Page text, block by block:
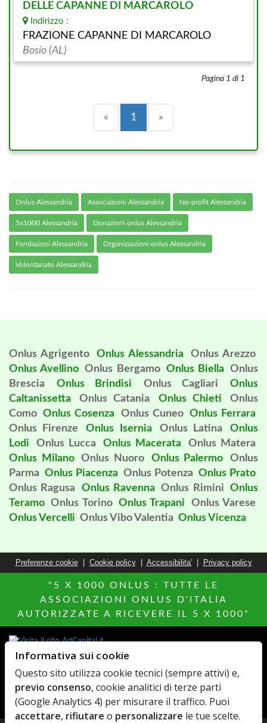
DELLE CAPANNE DI MARCAROLO
Indirizzo :
FRAZIONE CAPANNE DI MARCAROLO
Bosio (AL)
Pagina 1 di 1
« Precedente
1 (current)
»
Onlus Alessandria Associazioni Alessandria No-profit Alessandria
5x1000 Alessandria Donazioni onlus Alessandria
Fondazioni Alessandria Organizzazioni onlus Alessandria
Volontariato Alessandria
Onlus Agrigento Onlus Alessandria
Onlus Arezzo
Onlus Avellino Onlus Bergamo Onlus Biella Onlus
Brescia
Onlus Brindisi Onlus Cagliari
Onlus
Caltanissetta
Onlus Catania Onlus Chieti
Onlus
Como Onlus Cosenza Onlus Cuneo Onlus Ferrara
Onlus Firenze
Onlus Isernia Onlus Latina
Onlus
Lodi
Onlus Lucca Onlus Macerata
Onlus Matera
Onlus Milano
Onlus Nuoro Onlus Palermo
Onlus
Parma Onlus Piacenza Onlus Potenza Onlus Prato
Onlus Ragusa
Onlus Ravenna Onlus Rimini
Onlus
Teramo Onlus Torino Onlus Trapani
Onlus Varese
Onlus Vercelli Onlus Vibo Valentia Onlus Vicenza
Preferenze cookie| Cookie policy| Accessibilita'| Privacy policy
"5 X 1000 ONLUS : TUTTE LE
ASSOCIAZIONI ONLUS D'ITALIA
AUTORIZZATE A RICEVERE IL 5 X 1000"
Altri siti del Network
Hotels Italia MillionEuroHomePage.it
Di chi Ã¨ MediacareFibra
AdCapital Agenzie Immobiliari
Informativa sui cookie
Questo sito utilizza cookie tecnici (sempre attivi) e,
previo consenso, cookie analitici di terze parti
(Google Analytics 4) per misurare il traffico. Puoi
accettare, rifiutare o personalizzare le tue scelte.